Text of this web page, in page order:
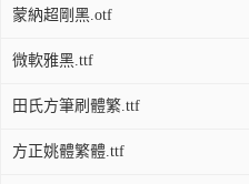
蒙納超剛黑.otf
微軟雅黑.ttf
田氏方筆刷體繁.ttf
方正姚體繁體.ttf